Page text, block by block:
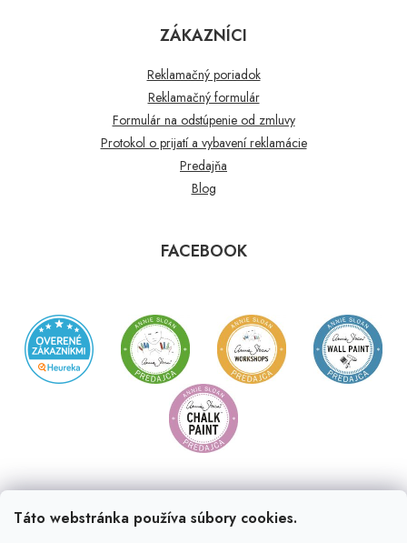
Táto webstránka používa súbory cookies.
ZÁKAZNÍCI
Reklamačný poriadok
Reklamačný formulár
Formulár na odstúpenie od zmluvy
Protokol o prijatí a vybavení reklamácie
Predajňa
Blog
FACEBOOK